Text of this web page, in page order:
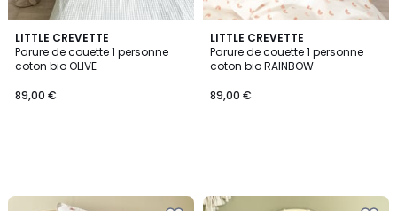
LITTLE CREVETTE
Parure de couette 1 personne
coton bio OLIVE
89,00 €
LITTLE CREVETTE
Parure de couette 1 personne
coton bio RAINBOW
89,00 €